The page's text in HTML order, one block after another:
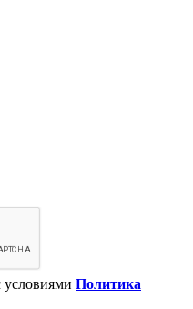
условиями Политика